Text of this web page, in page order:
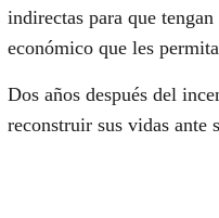
indirectas para que
económico que les
Dos años después del
reconstruir sus vidas ante